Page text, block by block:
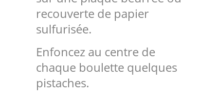
recouverte de papier
sulfurisée.
Enfoncez au centre de
chaque boulette quelques
pistaches.